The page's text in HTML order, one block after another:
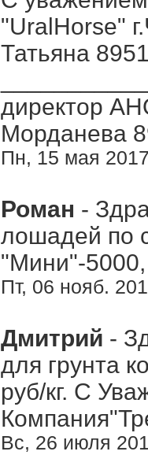
"UralHorse"
Татьяна
директор
Морданева
Пн, 15 мая
Роман -
лошадей по
"Мини"-
Пт, 06 нояб.
Дмитрий -
для грунта
руб/кг. С
Вс, 26 июля